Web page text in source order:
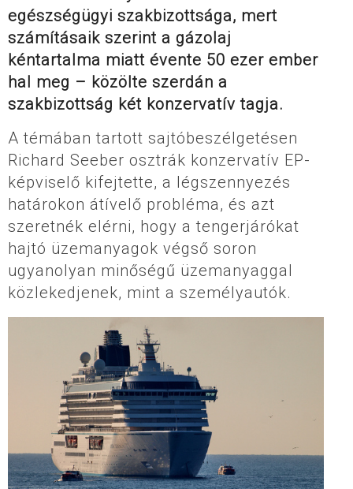
egészségügyi szakbizottsága, mert
számításaik szerint a gázolaj
kéntartalma miatt évente 50 ezer ember
hal meg – közölte szerdán a
szakbizottság két konzervatív tagja.
A témában tartott sajtóbeszélgetésen
Richard Seeber osztrák konzervatív EP-
képviselő kifejtette, a légszennyezés
határokon átívelő probléma, és azt
szeretnék elérni, hogy a tengerjárókat
hajtó üzemanyagok végső soron
ugyanolyan minőségű üzemanyaggal
közlekedjenek, mint a személyautók.